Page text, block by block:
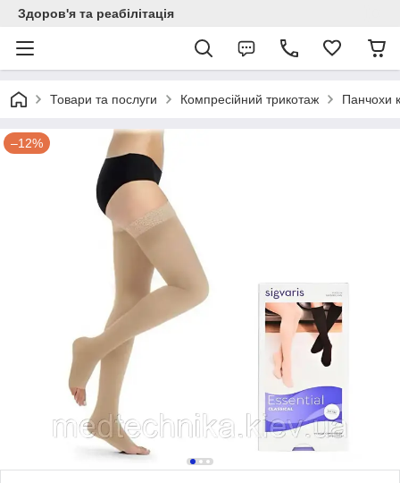
Здоров'я та реабілітація
Товари та послуги Компресійний трикотаж Панчохи
–12%